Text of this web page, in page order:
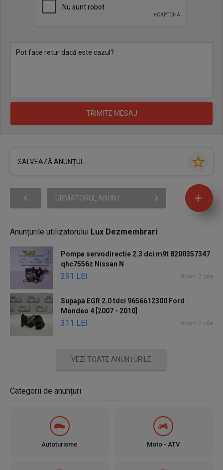
SALVEAZĂ ANUNȚUL
URMĂTORUL ANUNŢ
Anunțurile utilizatorului Lux Dezmembrari
Pompa servodirectie 2.3 dci m9t 8200357347
qhc7556z Nissan N
291 LEI Acum 2 zile
Supapa EGR 2.0 tdci 9656612300 Ford
Mondeo 4 [2007 - 2010]
311 LEI Acum 2 zile
VEZI TOATE ANUNŢURILE
Categorii de anunțuri
Autoturisme Moto - ATV